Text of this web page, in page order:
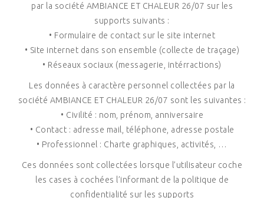
par la société AMBIANCE ET CHALEUR 26/07 sur les
supports suivants :
• Formulaire de contact sur le site internet
• Site internet dans son ensemble (collecte de traçage)
• Réseaux sociaux (messagerie, intérractions)
Les données à caractère personnel collectées par la
société AMBIANCE ET CHALEUR 26/07 sont les suivantes :
• Civilité : nom, prénom, anniversaire
• Contact : adresse mail, téléphone, adresse postale
• Professionnel : Charte graphiques, activités, …
Ces données sont collectées lorsque l’utilisateur coche
les cases à cochées l’informant de la politique de
confidentialité sur les supports